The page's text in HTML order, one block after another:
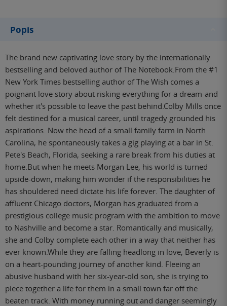
Popis
The brand new captivating love story by the internationally
bestselling and beloved author of The Notebook.From the #1
New York Times bestselling author of The Wish comes a
poignant love story about risking everything for a dream-and
whether it's possible to leave the past behind.Colby Mills once
felt destined for a musical career, until tragedy grounded his
aspirations. Now the head of a small family farm in North
Carolina, he spontaneously takes a gig playing at a bar in St.
Pete's Beach, Florida, seeking a rare break from his duties at
home.But when he meets Morgan Lee, his world is turned
upside-down, making him wonder if the responsibilities he
has shouldered need dictate his life forever. The daughter of
affluent Chicago doctors, Morgan has graduated from a
prestigious college music program with the ambition to move
to Nashville and become a star. Romantically and musically,
she and Colby complete each other in a way that neither has
ever known.While they are falling headlong in love, Beverly is
on a heart-pounding journey of another kind. Fleeing an
abusive husband with her six-year-old son, she is trying to
piece together a life for them in a small town far off the
beaten track. With money running out and danger seemingly